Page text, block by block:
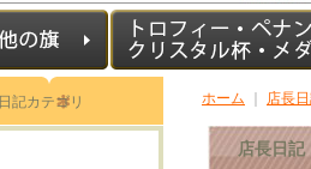
記カテゴリ ホーム 店長
店長日記